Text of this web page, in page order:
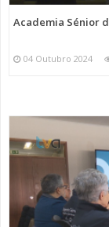
Academia Sénior
04 Outubro 2024